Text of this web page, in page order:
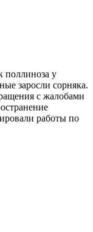
поллиноза у
заросли сорняка.
с жалобами
работы по